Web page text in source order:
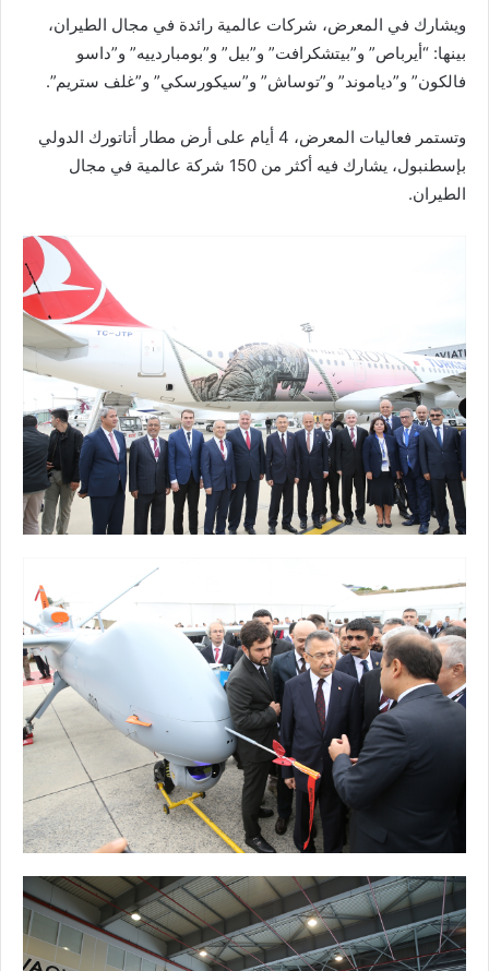
ويشارك في المعرض، شركات عالمية رائدة في مجال الطيران،
بينها: “أيرباص” و”بيتشكرافت” و”بيل” و”بومباردييه” و”داسو
فالكون” و”دياموند” و”توساش” و”سيكورسكي” و”غلف ستريم”.
وتستمر فعاليات المعرض، 4 أيام على أرض مطار أتاتورك الدولي
بإسطنبول، يشارك فيه أكثر من 150 شركة عالمية في مجال
الطيران.